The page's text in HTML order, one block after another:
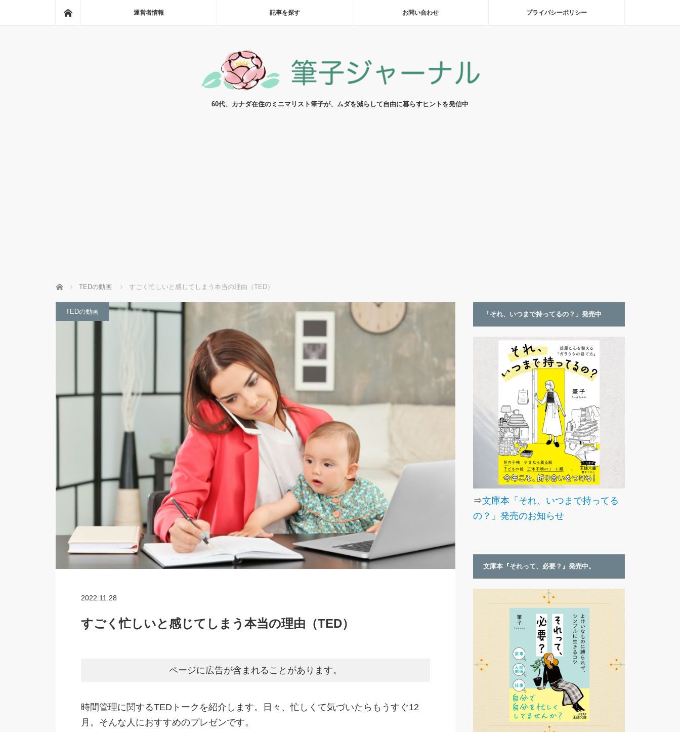
運営者情報 記事を探す お問い合わせ プライバシーポリシー
60代、カナダ在住のミニマリスト筆子が、ムダを減らして自由に暮らすヒントを発信中
ホーム TEDの動画 すごく忙しいと感じてしまう本当の理由（TED）
TEDの動画
2022.11.28
すごく忙しいと感じてしまう本当の理由（TED）
ページに広告が含まれることがあります。
時間管理に関するTEDトークを紹介します。日々、忙しくて気づいたらもうすぐ12
月。そんな人におすすめのプレゼンです。
「それ、いつまで持ってるの？」発売中
⇒文庫本「それ、いつまで持ってる
の？」発売のお知らせ
文庫本『それって、必要？』発売中。